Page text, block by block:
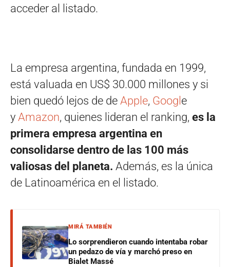
acceder al listado.
La empresa argentina, fundada en 1999,
está valuada en US$ 30.000 millones y si
bien quedó lejos de de Apple, Googl e
y Amazon, quienes lideran el ranking, es la
primera empresa argentina en
consolidarse dentro de las 100 más
valiosas del planeta. Además, es la única
de Latinoamérica en el listado.
MIRÁ TAMBIÉN
Lo sorprendieron cuando intentaba robar
un pedazo de vía y marchó preso en
Bialet Massé